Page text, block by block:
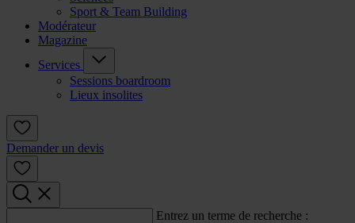
Sport & Team Building
Modérateur
Magazine
Services
Sessions boardroom
Lieux insolites
Demander un devis
Entrez un terme de recherche :